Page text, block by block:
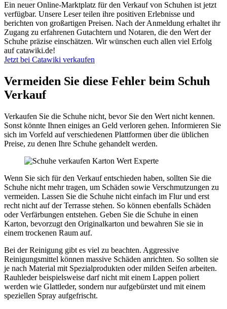
Ein neuer Online-Marktplatz für den Verkauf von Schuhen ist jetzt
verfügbar. Unsere Leser teilen ihre positiven Erlebnisse und
berichten von großartigen Preisen. Nach der Anmeldung erhaltet ihr
Zugang zu erfahrenen Gutachtern und Notaren, die den Wert der
Schuhe präzise einschätzen. Wir wünschen euch allen viel Erfolg
auf catawiki.de!
Jetzt bei Catawiki verkaufen
Vermeiden Sie diese Fehler beim Schuh
Verkauf
Verkaufen Sie die Schuhe nicht, bevor Sie den Wert nicht kennen.
Sonst könnte Ihnen einiges an Geld verloren gehen. Informieren Sie
sich im Vorfeld auf verschiedenen Plattformen über die üblichen
Preise, zu denen Ihre Schuhe gehandelt werden.
Wenn Sie sich für den Verkauf entschieden haben, sollten Sie die
Schuhe nicht mehr tragen, um Schäden sowie Verschmutzungen zu
vermeiden. Lassen Sie die Schuhe nicht einfach im Flur und erst
recht nicht auf der Terrasse stehen. So können ebenfalls Schäden
oder Verfärbungen entstehen. Geben Sie die Schuhe in einen
Karton, bevorzugt den Originalkarton und bewahren Sie sie in
einem trockenen Raum auf.
Bei der Reinigung gibt es viel zu beachten. Aggressive
Reinigungsmittel können massive Schäden anrichten. So sollten sie
je nach Material mit Spezialprodukten oder milden Seifen arbeiten.
Rauhleder beispielsweise darf nicht mit einem Lappen poliert
werden wie Glattleder, sondern nur aufgebürstet und mit einem
speziellen Spray aufgefrischt.